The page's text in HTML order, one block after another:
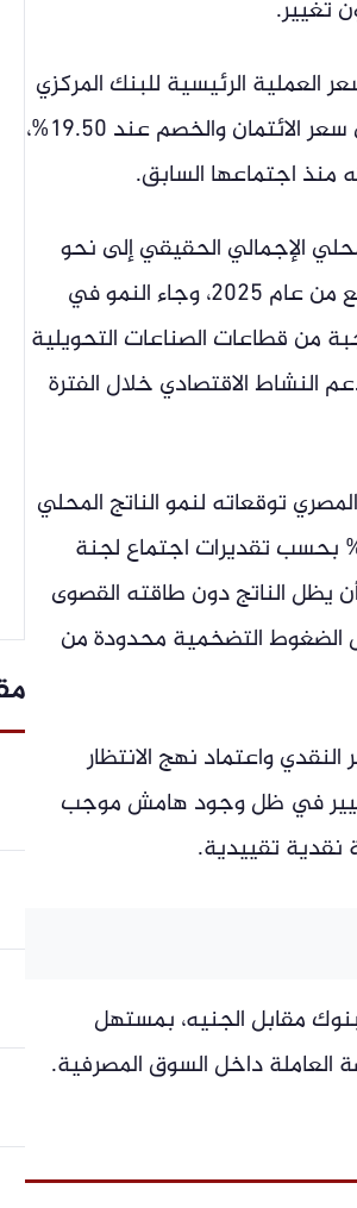
تغيير.
العملية الرئيسية للبنك المركزي
عند 19.00% و20.00% و19.50%، على الترتيب، كما تم الإبقاء على سعر الائتمان والخصم عند 19.50%،
منذ اجتماعها السابق.
الإجمالي الحقيقي إلى نحو
4.8–5.0% في الربع الأول من عام 2026 مقابل 5.3% في الربع الرابع من عام 2025، وجاء النمو في
الموجبة من قطاعات الصناعات التحويلية
النشاط الاقتصادي خلال الفترة
توقعاته لنمو الناتج المحلي
الحقيقي إلى 4.9% للعام المالي 2025/2026، مقابل 5.1% بحسب تقديرات اجتماع لجنة
عليه، من المتوقع أن يظل الناتج دون طاقته القصوى
الضغوط التضخمية محدودة من
واعتماد نهج الانتظار
تغيير في ظل وجود هامش موجب
نقدية تقييدية.
مقابل الجنيه، بمستهل
العاملة داخل السوق المصرفية.